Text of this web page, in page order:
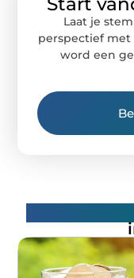
Laat je
perspectief met
word een